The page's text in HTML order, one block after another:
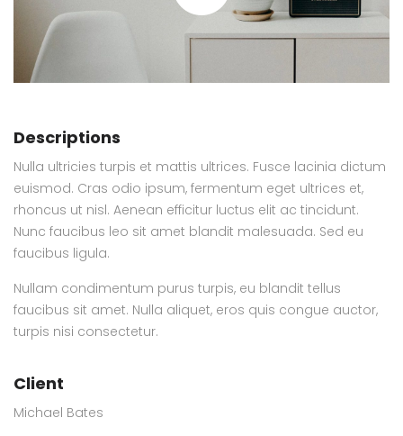
Descriptions
Nulla ultricies turpis et mattis ultrices. Fusce lacinia dictum
euismod. Cras odio ipsum, fermentum eget ultrices et,
rhoncus ut nisl. Aenean efficitur luctus elit ac tincidunt.
Nunc faucibus leo sit amet blandit malesuada. Sed eu
faucibus ligula.
Nullam condimentum purus turpis, eu blandit tellus
faucibus sit amet. Nulla aliquet, eros quis congue auctor,
turpis nisi consectetur.
Client
Michael Bates